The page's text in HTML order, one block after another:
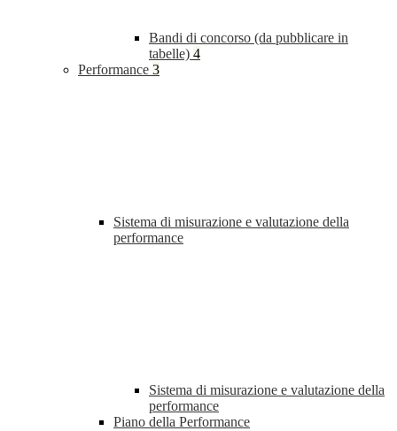
Bandi di concorso (da pubblicare in
tabelle) 4
Performance 3
Sistema di misurazione e valutazione della
performance
Sistema di misurazione e valutazione della
performance
Piano della Performance